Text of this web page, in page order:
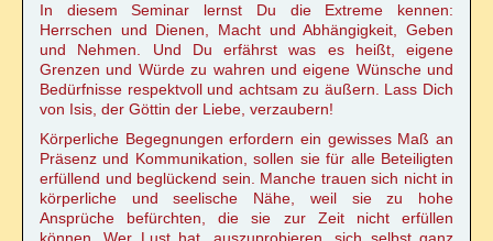
In diesem Seminar lernst Du die Extreme kennen:
Herrschen und Dienen, Macht und Abhängigkeit, Geben
und Nehmen. Und Du erfährst was es heißt, eigene
Grenzen und Würde zu wahren und eigene Wünsche und
Bedürfnisse respektvoll und achtsam zu äußern. Lass Dich
von Isis, der Göttin der Liebe, verzaubern!
Körperliche Begegnungen erfordern ein gewisses Maß an
Präsenz und Kommunikation, sollen sie für alle Beteiligten
erfüllend und beglückend sein. Manche trauen sich nicht in
körperliche und seelische Nähe, weil sie zu hohe
Ansprüche befürchten, die sie zur Zeit nicht erfüllen